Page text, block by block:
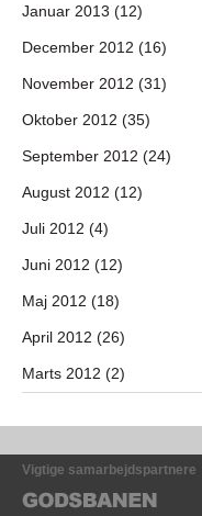
Januar 2013 (12)
December 2012 (16)
November 2012 (31)
Oktober 2012 (35)
September 2012 (24)
August 2012 (12)
Juli 2012 (4)
Juni 2012 (12)
Maj 2012 (18)
April 2012 (26)
Marts 2012 (2)
Vigtige samarbejdspartnere